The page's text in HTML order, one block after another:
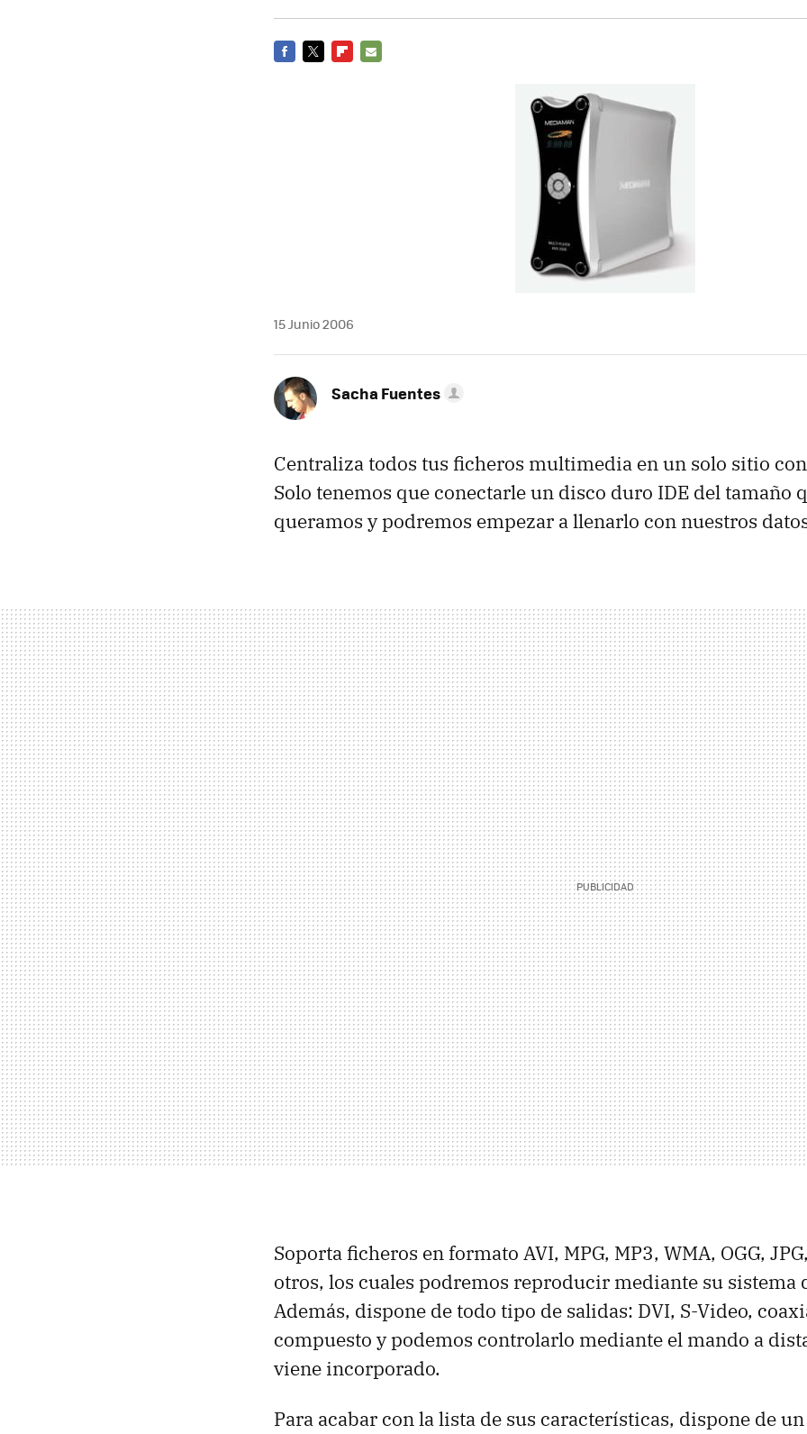
15 Junio 2006
Sacha Fuentes
Centraliza todos tus ficheros multimedia en un solo sitio
Solo tenemos que conectarle un disco duro IDE del tamaño
queramos y podremos empezar a llenarlo con nuestros
Soporta ficheros en formato AVI, MPG, MP3, WMA, OGG,
otros, los cuales podremos reproducir mediante su sistema
Además, dispone de todo tipo de salidas: DVI, S-Video,
compuesto y podemos controlarlo mediante el mando a
viene incorporado.
Para acabar con la lista de sus características, dispone de